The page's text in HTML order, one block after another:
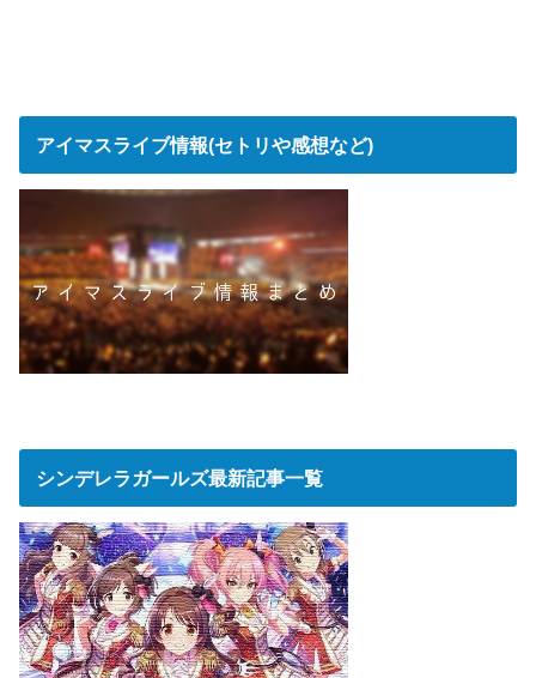
アイマスライブ情報(セトリや感想など)
シンデレラガールズ最新記事一覧